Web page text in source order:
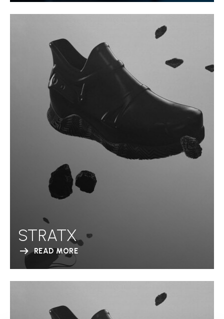
STRATX
READ MORE